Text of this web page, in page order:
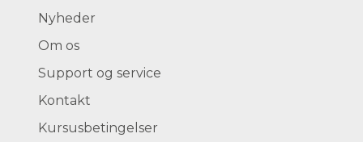
Nyheder
Om os
Support og service
Kontakt
Kursusbetingelser